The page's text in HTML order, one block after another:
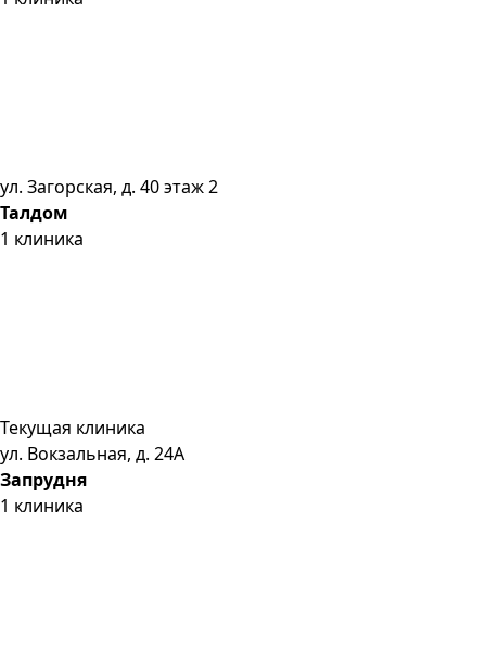
ул. Загорская, д. 40 этаж 2
Талдом
1 клиника
Текущая клиника
ул. Вокзальная, д. 24А
Запрудня
1 клиника